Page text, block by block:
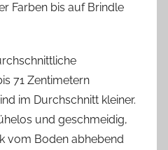
Farben bis auf Brindle
71 Zentimetern
im Durchschnitt kleiner.
und geschmeidig,
vom Boden abhebend